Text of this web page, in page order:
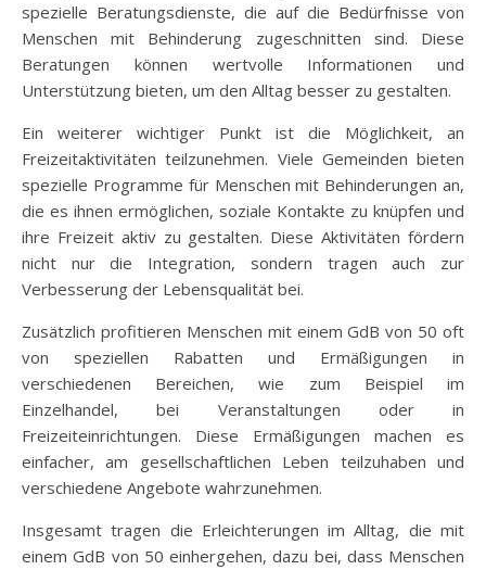
spezielle Beratungsdienste, die auf die Bedürfnisse von
Menschen mit Behinderung zugeschnitten sind. Diese
Beratungen können wertvolle Informationen und
Unterstützung bieten, um den Alltag besser zu gestalten.
Ein weiterer wichtiger Punkt ist die Möglichkeit, an
Freizeitaktivitäten teilzunehmen. Viele Gemeinden bieten
spezielle Programme für Menschen mit Behinderungen an,
die es ihnen ermöglichen, soziale Kontakte zu knüpfen und
ihre Freizeit aktiv zu gestalten. Diese Aktivitäten fördern
nicht nur die Integration, sondern tragen auch zur
Verbesserung der Lebensqualität bei.
Zusätzlich profitieren Menschen mit einem GdB von 50 oft
von speziellen Rabatten und Ermäßigungen in
verschiedenen Bereichen, wie zum Beispiel im
Einzelhandel, bei Veranstaltungen oder in
Freizeiteinrichtungen. Diese Ermäßigungen machen es
einfacher, am gesellschaftlichen Leben teilzuhaben und
verschiedene Angebote wahrzunehmen.
Insgesamt tragen die Erleichterungen im Alltag, die mit
einem GdB von 50 einhergehen, dazu bei, dass Menschen